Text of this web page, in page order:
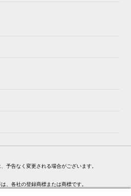
予告なく変更される場合がございます。
、各社の登録商標または商標です。